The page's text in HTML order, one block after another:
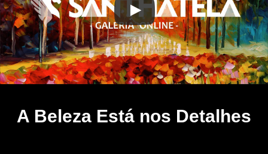
A Beleza Está nos Detalhes